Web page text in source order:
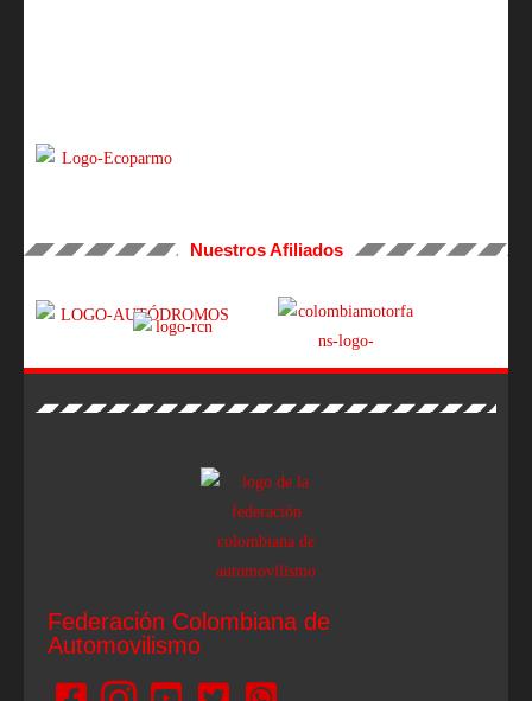
Nuestros Afiliados
Federación Colombiana de
Automovilismo